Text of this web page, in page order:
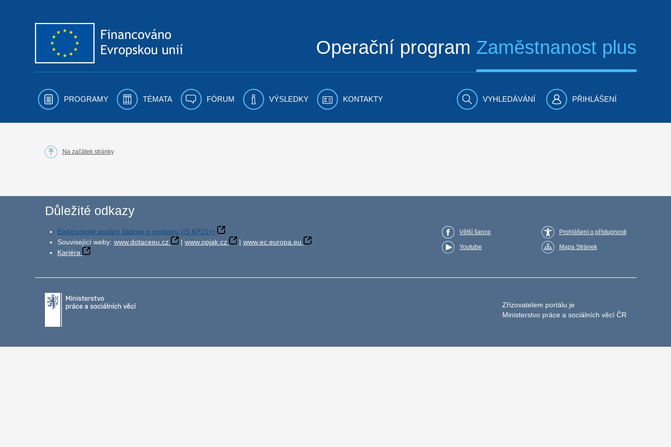
Operační program Zaměstnanost plus
PROGRAMY TÉMATA FÓRUM VÝSLEDKY KONTAKTY VYHLEDÁVÁNÍ PŘIHLÁŠENÍ
Na začátek stránky
Důležité odkazy
Elektronické podání žádosti o podporu (IS KP21+)
Související weby: www.dotaceeu.cz | www.opjak.cz | www.ec.europa.eu
Kariéra
Větší šance
Youtube
Prohlášení o přístupnosti
Mapa Stránek
Zřizovatelem portálu je
Ministerstvo práce a sociálních věcí ČR